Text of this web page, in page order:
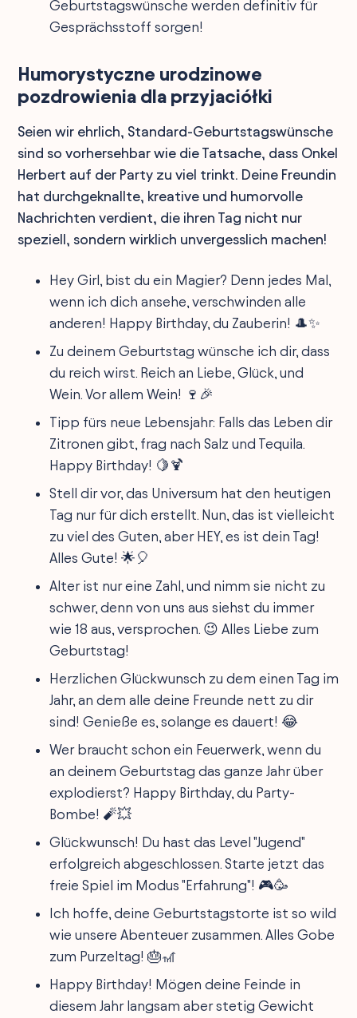
Geburtstagswünsche werden definitiv für
Gesprächsstoff sorgen!
Humorystyczne urodzinowe
pozdrowienia dla przyjaciółki
Seien wir ehrlich, Standard-Geburtstagswünsche
sind so vorhersehbar wie die Tatsache, dass Onkel
Herbert auf der Party zu viel trinkt. Deine Freundin
hat durchgeknallte, kreative und humorvolle
Nachrichten verdient, die ihren Tag nicht nur
speziell, sondern wirklich unvergesslich machen!
Hey Girl, bist du ein Magier? Denn jedes Mal,
wenn ich dich ansehe, verschwinden alle
anderen! Happy Birthday, du Zauberin! 🎩✨
Zu deinem Geburtstag wünsche ich dir, dass
du reich wirst. Reich an Liebe, Glück, und
Wein. Vor allem Wein! 🍷🎉
Tipp fürs neue Lebensjahr: Falls das Leben dir
Zitronen gibt, frag nach Salz und Tequila.
Happy Birthday! 🍋🍹
Stell dir vor, das Universum hat den heutigen
Tag nur für dich erstellt. Nun, das ist vielleicht
zu viel des Guten, aber HEY, es ist dein Tag!
Alles Gute! 🌟🎈
Alter ist nur eine Zahl, und nimm sie nicht zu
schwer, denn von uns aus siehst du immer
wie 18 aus, versprochen. 😉 Alles Liebe zum
Geburtstag!
Herzlichen Glückwunsch zu dem einen Tag im
Jahr, an dem alle deine Freunde nett zu dir
sind! Genieße es, solange es dauert! 😂
Wer braucht schon ein Feuerwerk, wenn du
an deinem Geburtstag das ganze Jahr über
explodierst? Happy Birthday, du Party-
Bombe! 🧨💥
Glückwunsch! Du hast das Level "Jugend"
erfolgreich abgeschlossen. Starte jetzt das
freie Spiel im Modus "Erfahrung"! 🎮🥳
Ich hoffe, deine Geburtstagstorte ist so wild
wie unsere Abenteuer zusammen. Alles Gobe
zum Purzeltag! 🎂🎢
Happy Birthday! Mögen deine Feinde in
diesem Jahr langsam aber stetig Gewicht